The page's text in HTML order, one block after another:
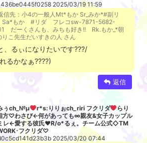
2025/03/19 11:59
信先：小4の一般人Mt*もか Sr_みか*#副リ
もか #リダ フレコsw-7871-5682-
だーくさんも、みちも好き!! Rk.もか_*朝
りこ先生だいすきの人 さん
、るぃになりたいです???/
るかなぁ????)
返信
ぅch_№μ r*s:りりぉch_riri フクリダ
らり
方♡わさび←何があっても∞親友&女子カップル
レ←愛する彼氏♥R/o*るぇ。チーム公式◇TM
･フクリダ♡
2025/03/20 07:44